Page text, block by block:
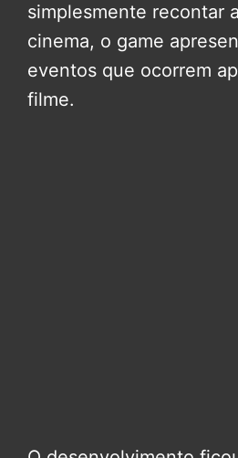
simplesmente recontar
cinema, o game
eventos que ocorrem
filme.